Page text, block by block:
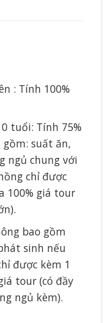
: Tính 100%
tuổi: Tính 75%
suất ăn,
ngủ chung với
chỉ được
100% giá tour
bao gồm
sinh nếu
được kèm 1
tour (có đầy
ngủ kèm).